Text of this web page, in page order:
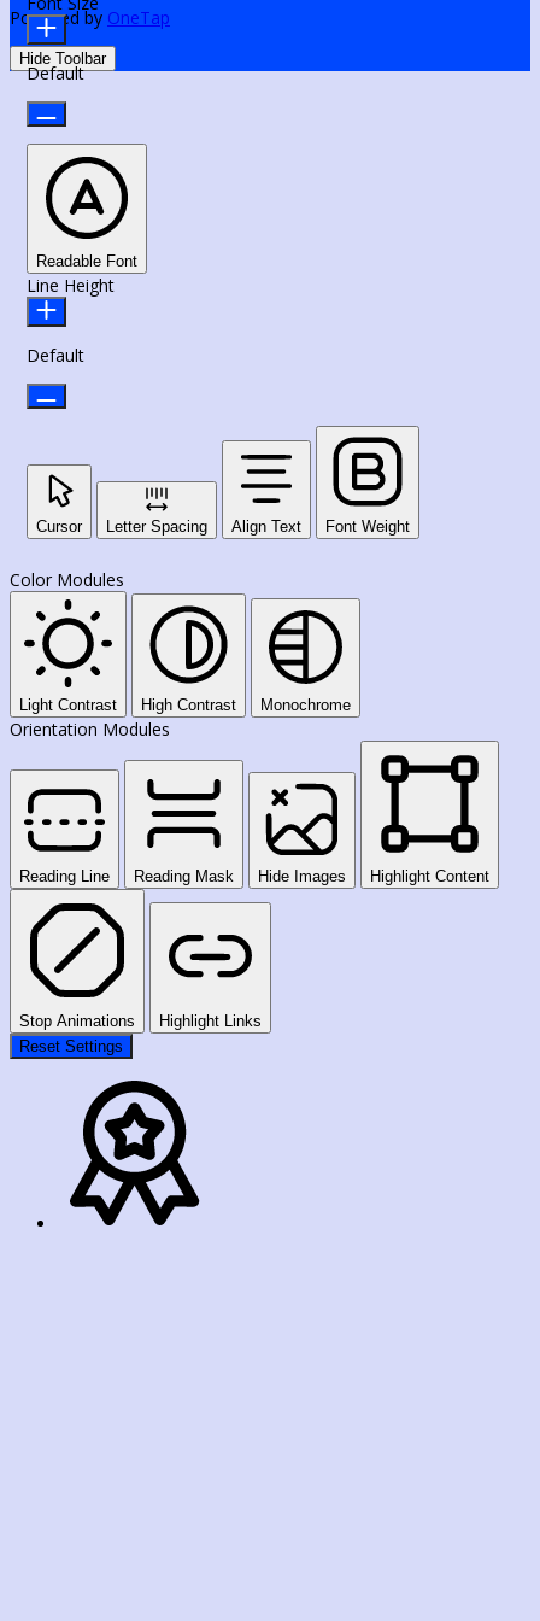
Powered by OneTap
Hide Toolbar
Default
Readable Font
Line Height
Default
Cursor Letter Spacing Align Text Font Weight
Color Modules
Light Contrast High Contrast Monochrome
Orientation Modules
Reading Line Reading Mask Hide Images Highlight Content
Stop Animations
Highlight Links
Reset Settings